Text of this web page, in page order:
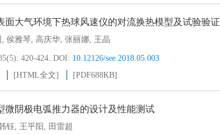
面大气环境下热球风速仪的对流换热模型及试验验证
, 侯雅琴, 高庆华, 张丽娜, 王晶
420-424. DOI: 10.12126/see.2018.05.003
[HTML全文] [PDF688KB]
微阴极电弧推力器的设计及性能测试
钰, 王平阳 , 田雷超